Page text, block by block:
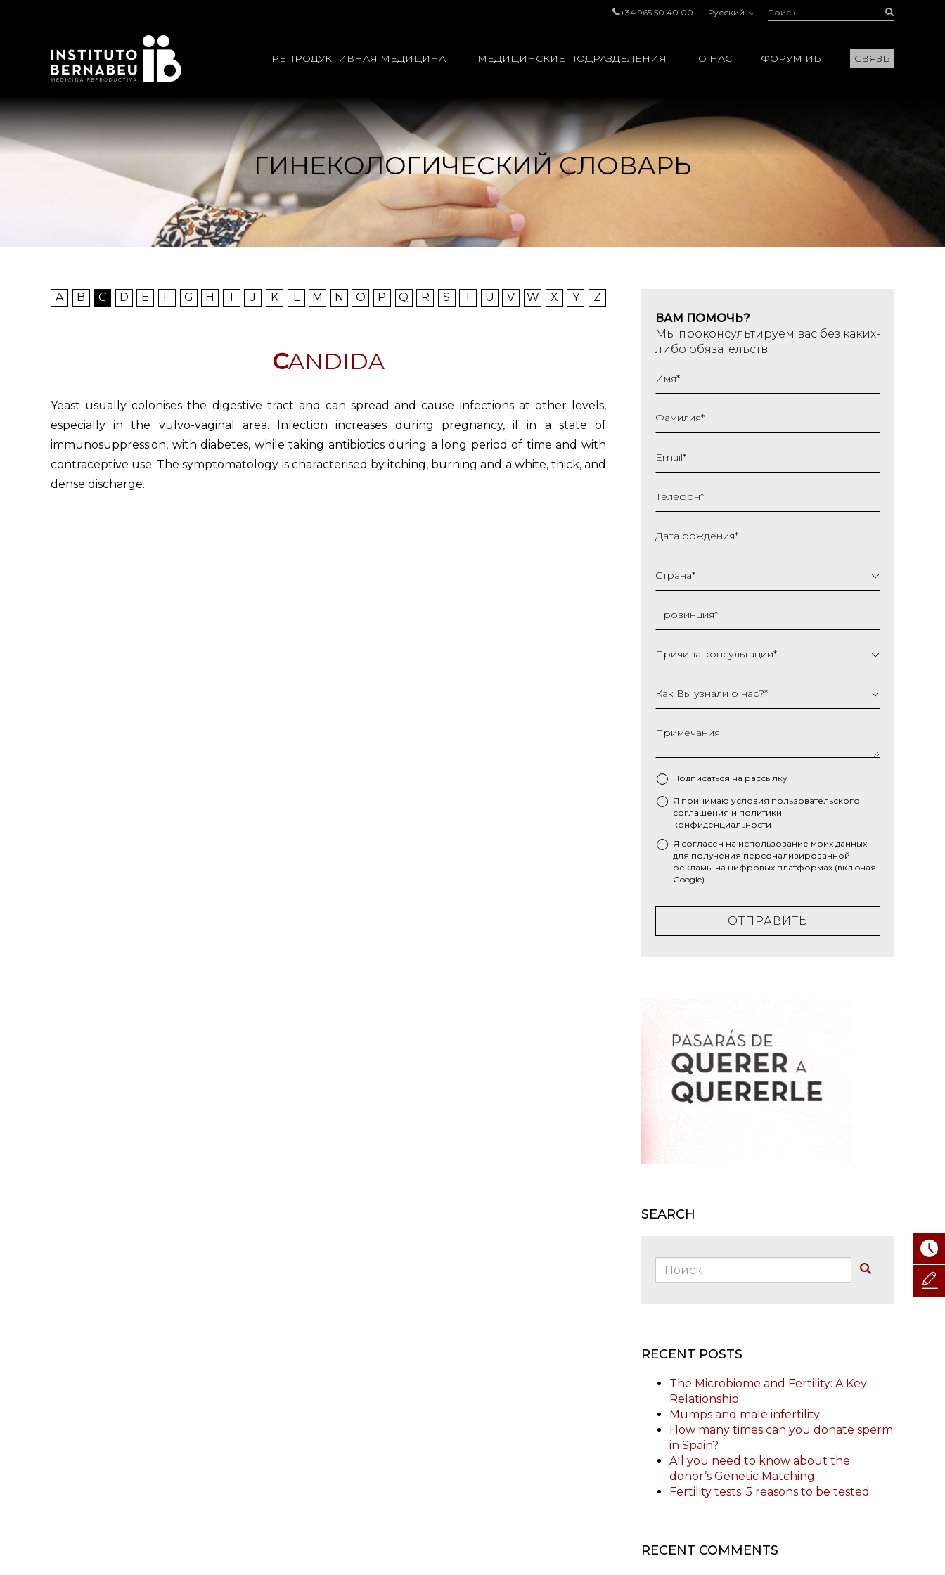
+34 965 50 40 00 Русский Поиск:
РЕПРОДУКТИВНАЯ МЕДИЦИНА МЕДИЦИНСКИЕ ПОДРАЗДЕЛЕНИЯ О НАС ФОРУМ ИБ СВЯЗЬ
ГИНЕКОЛОГИЧЕСКИЙ СЛОВАРЬ
A B C D E F G H I J K L M N O P Q R S T U V W X Y Z
CANDIDA
Yeast usually colonises the digestive tract and can spread and cause infections at other levels,
especially in the vulvo-vaginal area. Infection increases during pregnancy, if in a state of
immunosuppression, with diabetes, while taking antibiotics during a long period of time and with
contraceptive use. The symptomatology is characterised by itching, burning and a white, thick, and
dense discharge.
ВАМ ПОМОЧЬ?
Мы проконсультируем вас без каких-
либо обязательств.
Имя*
Фамилия*
Email*
Телефон*
Дата рождения*
слеш
ММ
ГГГГ
Страна*
Провинция*
Причина консультации*
Как Вы узнали о нас?*
Примечания
Подписаться на рассылку
* Я принимаю условия пользовательского
соглашения и политики
конфиденциальности
Я согласен на использование моих данных
для получения персонализированной
рекламы на цифровых платформах (включая
Google)
ОТПРАВИТЬ
SEARCH
Поиск:
RECENT POSTS
The Microbiome and Fertility: A Key
Relationship
Mumps and male infertility
How many times can you donate sperm
in Spain?
All you need to know about the
donor’s Genetic Matching
Fertility tests: 5 reasons to be tested
RECENT COMMENTS